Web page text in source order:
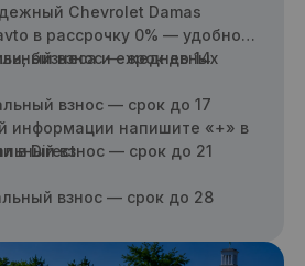
Chevrolet Damas
в рассрочку 0% — удобное
бизнеса и ежедневных
взнос — срок до 14
взнос — срок до 17
взнос — срок до 21
взнос — срок до 28
информации напишите «+» в
в Direct.